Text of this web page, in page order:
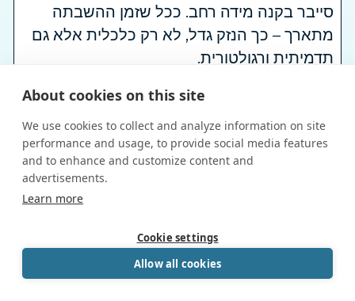
סייבר בקנה מידה רחב. ככל שזמן ההשבתה
מתארך – כך הנזק גדל, לא רק כלכלית אלא גם
תדמיתית ורגולטורית.
בעידן שבו מידע משפטי נשמר ומנוהל דיגיטלית,
משרדי עורכי דין לא יכולים להרשות לעצמם
לאבד גישה אליו—even לרגע. שירותי DRaaS
מבית MedOne בשיתוף Zerto מעניקים פתרון
המותאם לצרכים הייחודיים של התחום
המשפטי.
About cookies on this site
We use cookies to collect and analyze information on site
performance and usage, to provide social media features
and to enhance and customize content and
advertisements.
Learn more
Cookie settings
Allow all cookies